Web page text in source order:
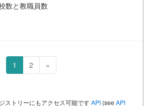
数と教職員数
1 2 »
ストリーにもアクセス可能ですAPI (seeAPI